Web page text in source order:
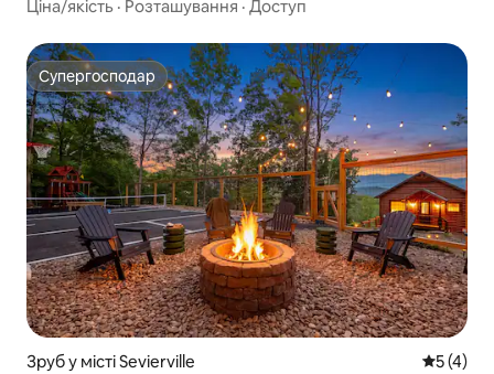
ванною та спостереженням за зірками
Ціна/якість · Розташування · Доступ
Супергосподар
Супергосподар
Зруб у місті Sevierville Середня
5 (4)